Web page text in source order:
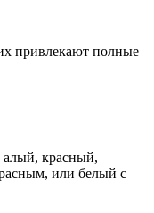
привлекают полные
алый, красный,
или белый с